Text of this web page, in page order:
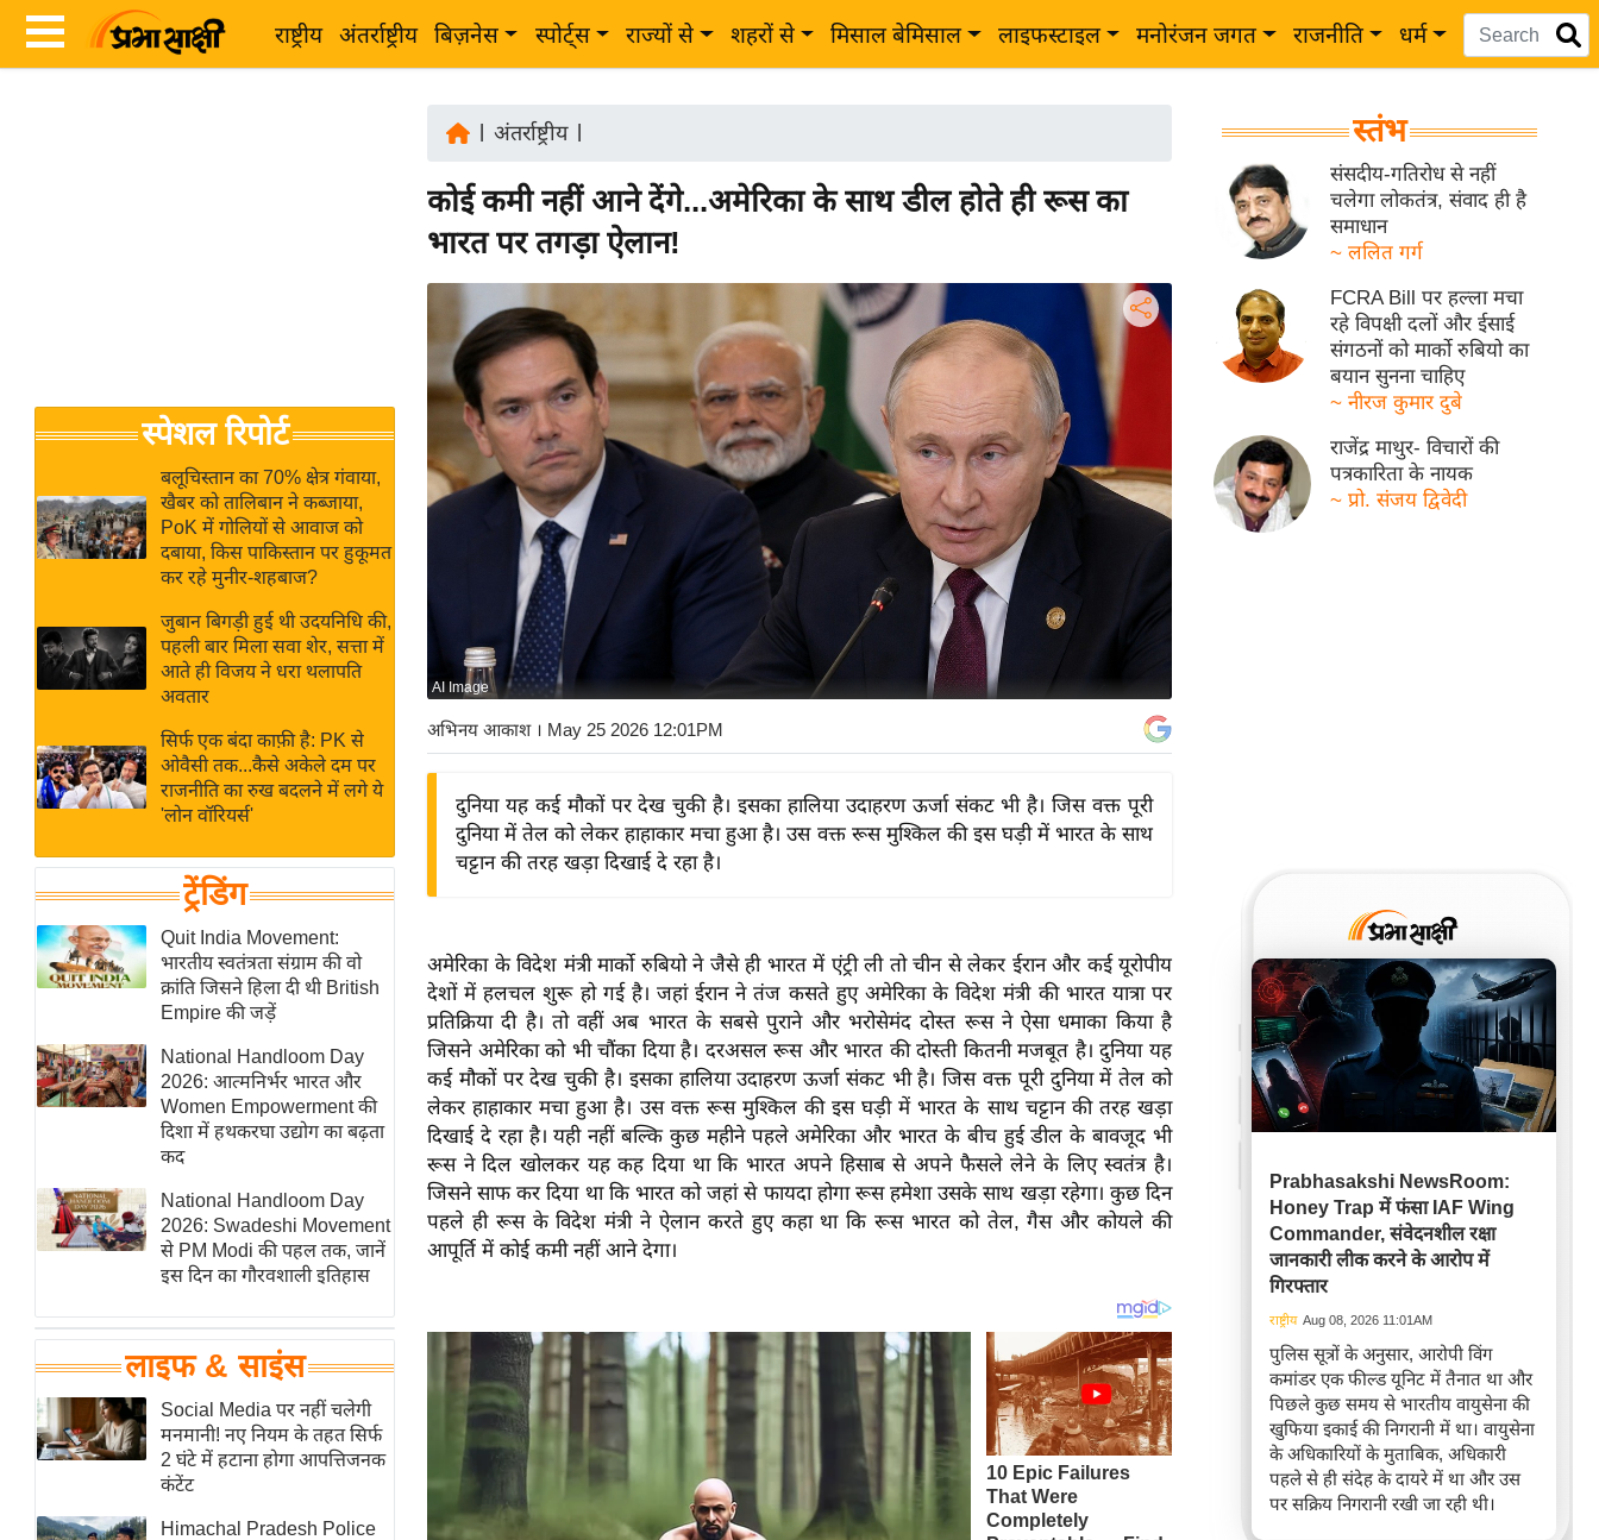
राष्ट्रीय अंतर्राष्ट्रीय बिज़नेस स्पोर्ट्स राज्यों से शहरों से मिसाल बेमिसाल लाइफस्टाइल मनोरंजन जगत राजनीति धर्म
Breaking
News in
Hindi
Hindi
Videos
जगत
राय
बजट
IPL
2026
ई-पेपर
मिसाल बेमिसाल
शख्सियत
यंग इंडिया
साहित्य जगत
ऑटो वर्ल्ड
न्यूज ब्रीफ
मनोरंजन जगत
बॉलीवुड
हॉलीवुड
फिल्म समीक्षा
Breaking
News
लाइफस्टाइल
टेक्नॉलॉजी
घरेलू नुस्खे
पर्यटन स्थल
फिटनेस मंत्रा
रिलेशनशिप
राजनीति
विश्लेषण
स्पेशल रिपोर्ट
बलूचिस्तान का 70% क्षेत्र गंवाया,
खैबर को तालिबान ने कब्जाया,
PoK में गोलियों से आवाज को
दबाया, किस पाकिस्तान पर हुकूमत
कर रहे मुनीर-शहबाज?
जुबान बिगड़ी हुई थी उदयनिधि की,
पहली बार मिला सवा शेर, सत्ता में
आते ही विजय ने धरा थलापति
अवतार
सिर्फ एक बंदा काफ़ी है: PK से
ओवैसी तक...कैसे अकेले दम पर
राजनीति का रुख बदलने में लगे ये
'लोन वॉरियर्स'
ट्रेंडिंग
Quit India Movement:
भारतीय स्वतंत्रता संग्राम की वो
क्रांति जिसने हिला दी थी British
Empire की जड़ें
National Handloom Day
2026: आत्मनिर्भर भारत और
Women Empowerment की
दिशा में हथकरघा उद्योग का बढ़ता
कद
National Handloom Day
2026: Swadeshi Movement
से PM Modi की पहल तक, जानें
इस दिन का गौरवशाली इतिहास
लाइफ & साइंस
Social Media पर नहीं चलेगी
मनमानी! नए नियम के तहत सिर्फ
2 घंटे में हटाना होगा आपत्तिजनक
कंटेंट
Himachal Pradesh Police
अंतर्राष्ट्रीय|
कोई कमी नहीं आने देंगे...अमेरिका के साथ डील होते ही रूस का
भारत पर तगड़ा ऐलान!
AI Image
अभिनय आकाश। May 25 2026 12:01PM
दुनिया यह कई मौकों पर देख चुकी है। इसका हालिया उदाहरण ऊर्जा संकट भी है। जिस वक्त पूरी
दुनिया में तेल को लेकर हाहाकार मचा हुआ है। उस वक्त रूस मुश्किल की इस घड़ी में भारत के साथ
चट्टान की तरह खड़ा दिखाई दे रहा है।
अमेरिका के विदेश मंत्री मार्को रुबियो ने जैसे ही भारत में एंट्री ली तो चीन से लेकर ईरान और कई यूरोपीय
देशों में हलचल शुरू हो गई है। जहां ईरान ने तंज कसते हुए अमेरिका के विदेश मंत्री की भारत यात्रा पर
प्रतिक्रिया दी है। तो वहीं अब भारत के सबसे पुराने और भरोसेमंद दोस्त रूस ने ऐसा धमाका किया है
जिसने अमेरिका को भी चौंका दिया है। दरअसल रूस और भारत की दोस्ती कितनी मजबूत है। दुनिया यह
कई मौकों पर देख चुकी है। इसका हालिया उदाहरण ऊर्जा संकट भी है। जिस वक्त पूरी दुनिया में तेल को
लेकर हाहाकार मचा हुआ है। उस वक्त रूस मुश्किल की इस घड़ी में भारत के साथ चट्टान की तरह खड़ा
दिखाई दे रहा है। यही नहीं बल्कि कुछ महीने पहले अमेरिका और भारत के बीच हुई डील के बावजूद भी
रूस ने दिल खोलकर यह कह दिया था कि भारत अपने हिसाब से अपने फैसले लेने के लिए स्वतंत्र है।
जिसने साफ कर दिया था कि भारत को जहां से फायदा होगा रूस हमेशा उसके साथ खड़ा रहेगा। कुछ दिन
पहले ही रूस के विदेश मंत्री ने ऐलान करते हुए कहा था कि रूस भारत को तेल, गैस और कोयले की
आपूर्ति में कोई कमी नहीं आने देगा।
स्तंभ
संसदीय-गतिरोध से नहीं
चलेगा लोकतंत्र, संवाद ही है
समाधान
~ ललित गर्ग
FCRA Bill पर हल्ला मचा
रहे विपक्षी दलों और ईसाई
संगठनों को मार्को रुबियो का
बयान सुनना चाहिए
~ नीरज कुमार दुबे
राजेंद्र माथुर- विचारों की
पत्रकारिता के नायक
~ प्रो. संजय द्विवेदी
Prabhasakshi NewsRoom:
Honey Trap में फंसा IAF Wing
Commander, संवेदनशील रक्षा
जानकारी लीक करने के आरोप में
गिरफ्तार
राष्ट्रीय Aug 08, 2026 11:01AM
पुलिस सूत्रों के अनुसार, आरोपी विंग
कमांडर एक फील्ड यूनिट में तैनात था और
पिछले कुछ समय से भारतीय वायुसेना की
खुफिया इकाई की निगरानी में था। वायुसेना
के अधिकारियों के मुताबिक, अधिकारी
पहले से ही संदेह के दायरे में था और उस
पर सक्रिय निगरानी रखी जा रही थी।